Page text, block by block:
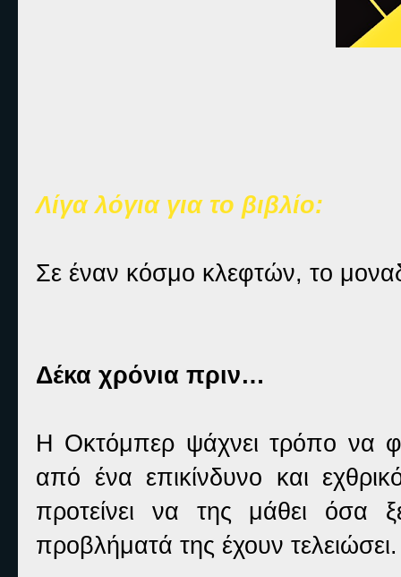
Λίγα λόγια για το βιβλίο:
Σε έναν κόσμο κλεφτών, το
Δέκα χρόνια πριν…
Η Οκτόμπερ ψάχνει τρόπο να
από ένα επικίνδυνο και
προτείνει να της μάθει όσα
προβλήματά της έχουν τελειώσει.